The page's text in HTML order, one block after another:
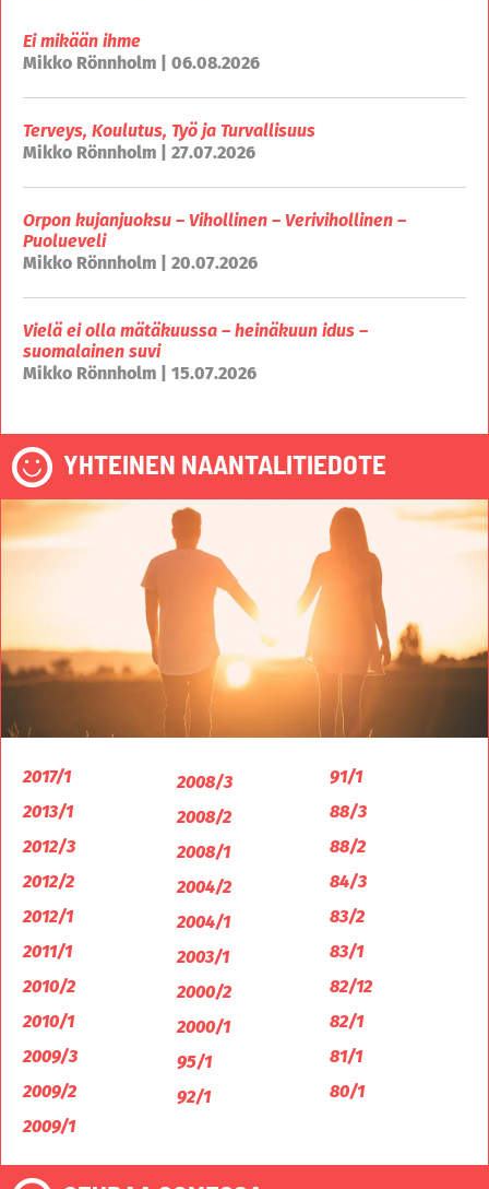
Ei mikään ihme
Mikko Rönnholm | 06.08.2026
Terveys, Koulutus, Työ ja Turvallisuus
Mikko Rönnholm | 27.07.2026
Orpon kujanjuoksu – Vihollinen – Verivihollinen –
Puolueveli
Mikko Rönnholm | 20.07.2026
Vielä ei olla mätäkuussa – heinäkuun idus –
suomalainen suvi
Mikko Rönnholm | 15.07.2026
YHTEINEN NAANTALITIEDOTE
2017/1
2013/1
2012/3
2012/2
2012/1
2011/1
2010/2
2010/1
2009/3
2009/2
2009/1
2008/3
2008/2
2008/1
2004/2
2004/1
2003/1
2000/2
2000/1
95/1
92/1
91/1
88/3
88/2
84/3
83/2
83/1
82/12
82/1
81/1
80/1